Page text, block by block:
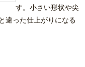
す。小さい形状や尖
違った仕上がりになる